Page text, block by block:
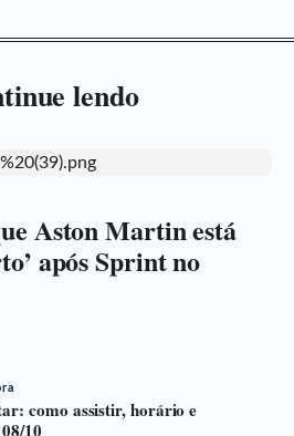
lendo
Aston Martin está
após Sprint no
como assistir, horário e
10